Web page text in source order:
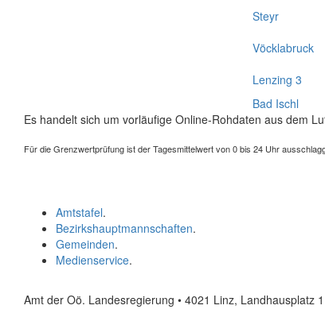
Steyr
Vöcklabruck
Lenzing 3
Bad Ischl
Es handelt sich um vorläufige Online-Rohdaten aus dem
Für die Grenzwertprüfung ist der Tagesmittelwert von 0 bis 24 Uhr
Amtstafel.
Bezirkshauptmannschaften.
Gemeinden.
Medienservice.
Amt der Oö. Landesregierung • 4021 Linz, Landhausplatz 1